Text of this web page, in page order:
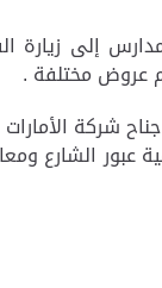
إلى زيارة
عروض مختلفة .
شركة الأمارات
عبور الشارع